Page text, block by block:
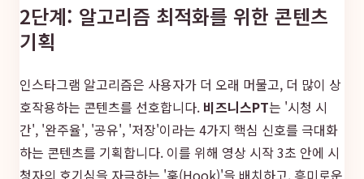
2단계: 알고리즘 최적화를 위한 콘텐츠
기획
인스타그램 알고리즘은 사용자가 더 오래 머물고, 더 많이 상
호작용하는 콘텐츠를 선호합니다. 비즈니스PT는 '시청 시
간', '완주율', '공유', '저장'이라는 4가지 핵심 신호를 극대화
하는 콘텐츠를 기획합니다. 이를 위해 영상 시작 3초 안에 시
청자의 호기심을 자극하는 '훅(Hook)'을 배치하고, 흥미로운